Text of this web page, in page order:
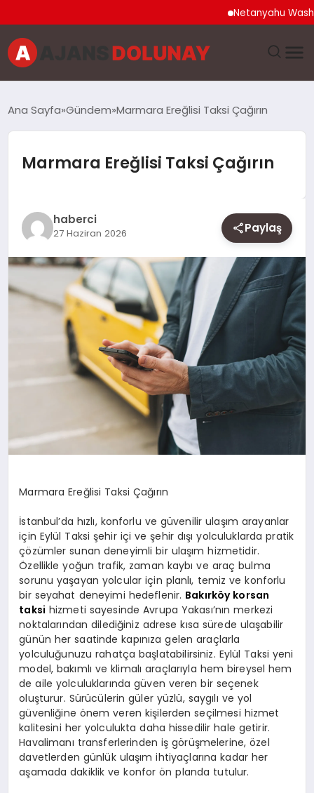
Netanyahu
EĞITIM
EKONOMI
GÜNCEL
Ana Sayfa Gündem Marmara Ereğlisi Taksi Çağırın
Marmara Ereğlisi Taksi Çağırın
haberci
27 Haziran 2026 Paylaş
Marmara Ereğlisi Taksi Çağırın
İstanbul’da hızlı, konforlu ve güvenilir ulaşım arayanlar
için Eylül Taksi şehir içi ve şehir dışı yolculuklarda pratik
çözümler sunan deneyimli bir ulaşım hizmetidir.
Özellikle yoğun trafik, zaman kaybı ve araç bulma
sorunu yaşayan yolcular için planlı, temiz ve konforlu
bir seyahat deneyimi hedeflenir. Bakırköy korsan
taksi hizmeti sayesinde Avrupa Yakası’nın merkezi
noktalarından dilediğiniz adrese kısa sürede ulaşabilir
günün her saatinde kapınıza gelen araçlarla
yolculuğunuzu rahatça başlatabilirsiniz. Eylül Taksi yeni
model, bakımlı ve klimalı araçlarıyla hem bireysel hem
de aile yolculuklarında güven veren bir seçenek
oluşturur. Sürücülerin güler yüzlü, saygılı ve yol
güvenliğine önem veren kişilerden seçilmesi hizmet
kalitesini her yolculukta daha hissedilir hale getirir.
Havalimanı transferlerinden iş görüşmelerine, özel
davetlerden günlük ulaşım ihtiyaçlarına kadar her
aşamada dakiklik ve konfor ön planda tutulur.